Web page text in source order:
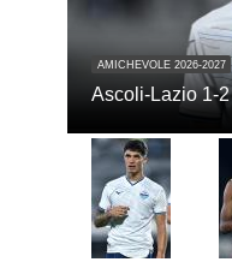
AMICHEVOLE 2026-2027
Ascoli-Lazio 1-2